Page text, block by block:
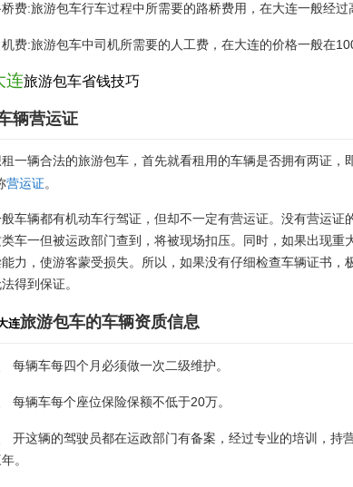
桥费:旅游包车行车过程中所需要的路桥费用，在大连一般经过
费:旅游包车中司机所需要的人工费，在大连的价格一般在
连旅游包车省钱技巧
辆营运证
一辆合法的旅游包车，首先就看租用的车辆是否拥有两证，
营运证 。
车辆都有机动车行驾证，但却不一定有营运证。没有营运证
车一但被运政部门查到，将被现场扣压。同时，如果出现重
力，使游客蒙受损失。所以，如果没有仔细检查车辆证书，
得到保证。
连旅游包车的车辆资质信息
每辆车每四个月必须做一次二级维护。
每辆车每个座位保险保额不低于20万。
开这辆的驾驶员都在运政部门有备案，经过专业的培训，持
。